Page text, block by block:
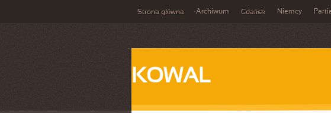
Strona główna Archiwum Gdańsk Niemcy
KOWAL